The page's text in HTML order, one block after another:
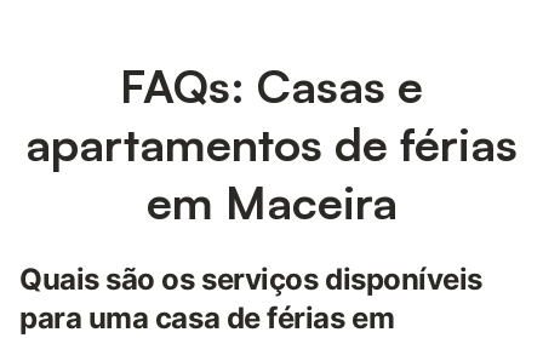
FAQs: Casas e
apartamentos de férias
em Maceira
Quais são os serviços disponíveis
para uma casa de férias em